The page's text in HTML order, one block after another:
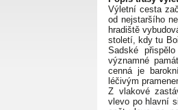
Výletní cesta
od nejstaršího
hradiště
století, kdy tu
Sadské
významné
cenná je
léčivým
Z vlakové
vlevo po hlavní